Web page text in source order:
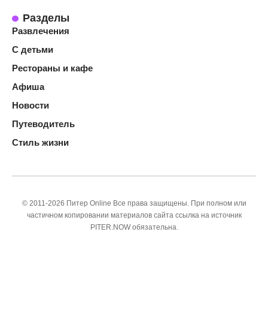
Разделы
Развлечения
С детьми
Рестораны и кафе
Афиша
Новости
Путеводитель
Стиль жизни
© 2011-2026 Питер Online Все права защищены. При полном или
частичном копировании материалов сайта ссылка на источник
PITER.NOW обязательна.